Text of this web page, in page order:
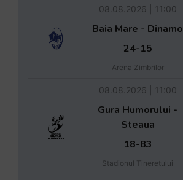
08.08.2026 | 11:00
Baia Mare - Dinamo
24-15
Arena Zimbrilor
08.08.2026 | 11:00
Gura Humorului -
Steaua
18-83
Stadionul Tineretului